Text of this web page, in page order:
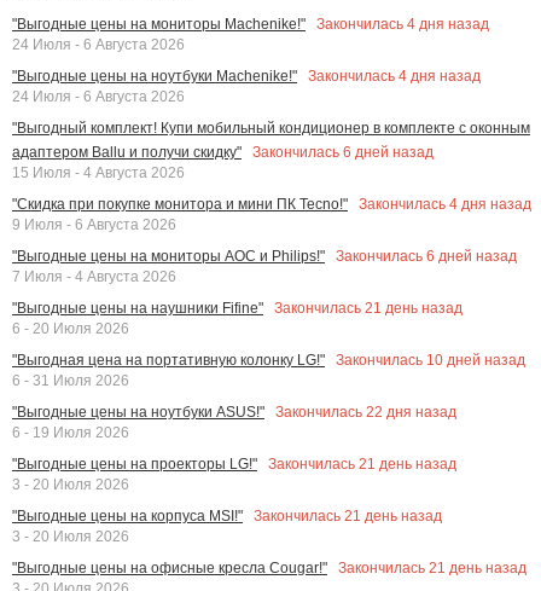
"Выгодные цены на мониторы Machenike!" Закончилась 4 дня назад
24 Июля - 6 Августа 2026
"Выгодные цены на ноутбуки Machenike!"
Закончилась 4 дня назад
24 Июля - 6 Августа 2026
"Выгодный комплект! Купи мобильный кондиционер в комплекте с оконным
адаптером Ballu и получи скидку"
Закончилась 6 дней назад
15 Июля - 4 Августа 2026
"Скидка при покупке монитора и мини ПК Tecno!"
Закончилась 4 дня назад
9 Июля - 6 Августа 2026
"Выгодные цены на мониторы AOC и Philips!"
Закончилась 6 дней назад
7 Июля - 4 Августа 2026
"Выгодные цены на наушники Fifine"
Закончилась 21 день назад
6 - 20 Июля 2026
"Выгодная цена на портативную колонку LG!"
Закончилась 10 дней назад
6 - 31 Июля 2026
"Выгодные цены на ноутбуки ASUS!"
Закончилась 22 дня назад
6 - 19 Июля 2026
"Выгодные цены на проекторы LG!"
Закончилась 21 день назад
3 - 20 Июля 2026
"Выгодные цены на корпуса MSI!"
Закончилась 21 день назад
3 - 20 Июля 2026
"Выгодные цены на офисные кресла Cougar!"
Закончилась 21 день назад